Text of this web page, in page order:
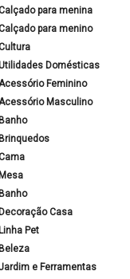
para menina
para menino
Domésticas
Feminino
Masculino
Casa
Pet
e Ferramentas